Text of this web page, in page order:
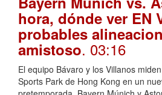
hora, dónde ver EN
probables
amistoso. 03:16
El equipo Bávaro y los Villanos
Sports Park de Hong Kong en un